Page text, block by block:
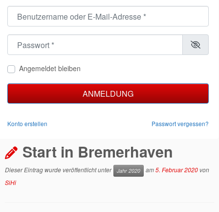
Angemeldet bleiben
ANMELDUNG
Konto erstellen Passwort vergessen?
Start in Bremerhaven
Dieser Eintrag wurde veröffentlicht unter Jahr 2020 am5. Februar 2020 von
SiHi